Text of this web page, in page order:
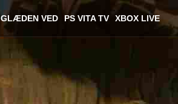
GLÆDEN VED PS VITA TV XBOX LIVE